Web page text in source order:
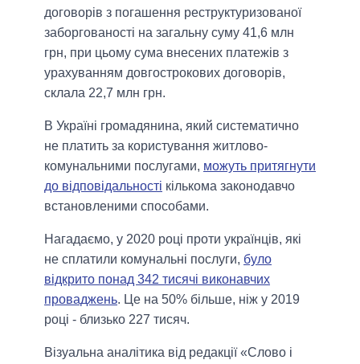
договорів з погашення реструктуризованої
заборгованості на загальну суму 41,6 млн
грн, при цьому сума внесених платежів з
урахуванням довгострокових договорів,
склала 22,7 млн грн.
В Україні громадянина, який систематично
не платить за користування житлово-
комунальними послугами, можуть притягнути
до відповідальності кількома законодавчо
встановленими способами.
Нагадаємо, у 2020 році проти українців, які
не сплатили комунальні послуги, було
відкрито понад 342 тисячі виконавчих
проваджень. Це на 50% більше, ніж у 2019
році - близько 227 тисяч.
Візуальна аналітика від редакції «Слово і